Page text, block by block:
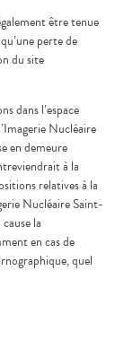
être tenue
perte de
du site
dans l’espace
Nucléaire
en demeure
à la
relatives à la
Nucléaire Saint-
la
en cas de
quel